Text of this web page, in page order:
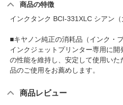
商品の特徴
インクタンク BCI-331XLC シアン（
■キヤノン純正の消耗品（インク・
インクジェットプリンター専用に
の性能を維持し、安定して使用い
品のご使用をお薦めします。
商品レビュー